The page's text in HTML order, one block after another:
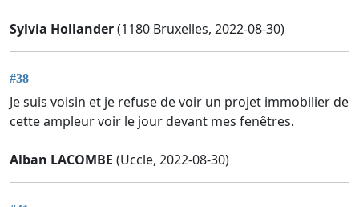
Sylvia Hollander(1180 Bruxelles, 2022-08-30)
#38
Je suis voisin et je refuse de voir un projet immobilier de
cette ampleur voir le jour devant mes fenêtres.
Alban LACOMBE (Uccle, 2022-08-30)